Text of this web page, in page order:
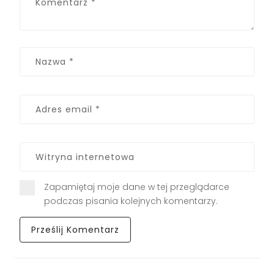
Zapamiętaj moje dane w tej przeglądarce
podczas pisania kolejnych komentarzy.